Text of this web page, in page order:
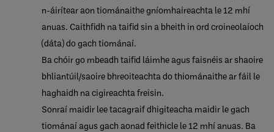
n-áirítear aon tiománaithe gníomhaireachta le 12 mhí
anuas. Caithfidh na taifid sin a bheith in ord croineolaíoch
(dáta) do gach tiománaí.
Ba chóir go mbeadh taifid láimhe agus faisnéis ar shaoire
bhliantúil/saoire bhreoiteachta do thiománaithe ar fáil le
haghaidh na cigireachta freisin.
Sonraí maidir lee tacagraif dhigiteacha maidir le gach
tiománaí agus gach aonad feithicle le 12 mhí anuas. Ba